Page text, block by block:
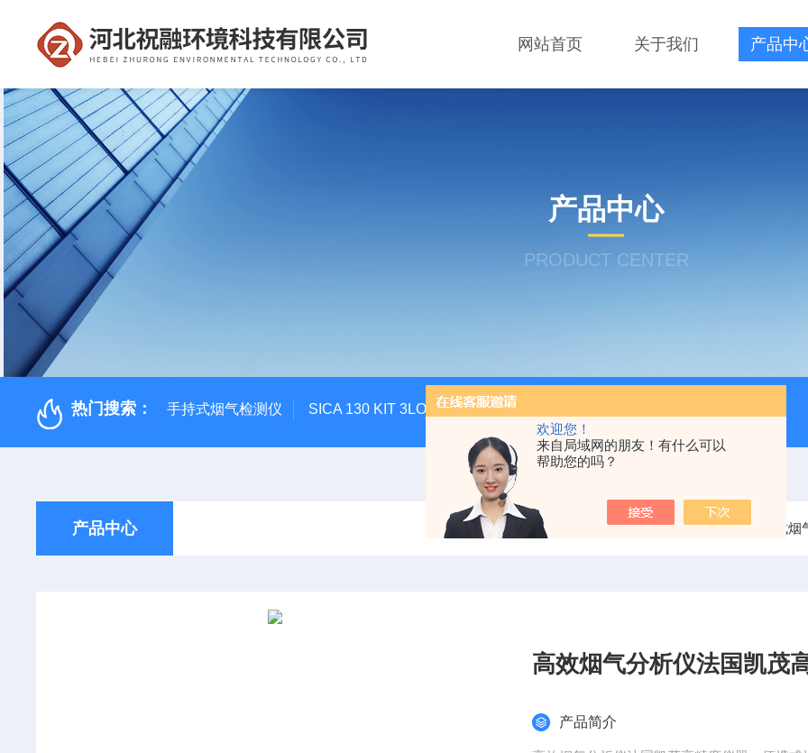
欢迎您！
来自局域网的朋友！有什么可以
帮助您的吗？
网站首页 关于我们 产品中
产品中心
PRODUCT CENTER
热门搜索： 手持式烟气检测仪 SICA 130 KIT 3LOWBS法国进口索尔曼便携式烟气分析仪应用范围广
产品中心 当前位置： 首页 产品中心 烟气分析仪 便携式烟
高效烟气分析仪法国凯茂
产品简介